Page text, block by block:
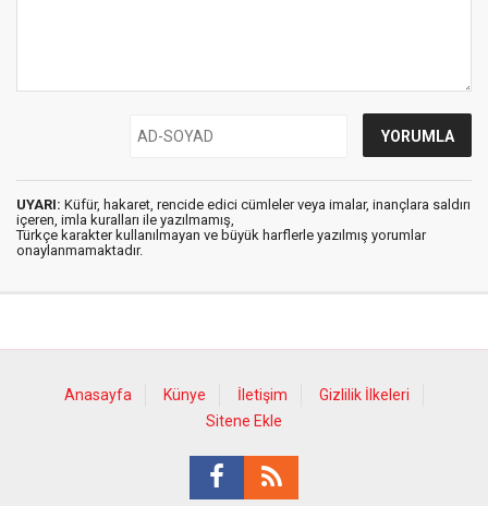
UYARI: Küfür, hakaret, rencide edici cümleler veya imalar, inançlara saldırı
içeren, imla kuralları ile yazılmamış,
Türkçe karakter kullanılmayan ve büyük harflerle yazılmış yorumlar
onaylanmamaktadır.
Anasayfa Künye İletişim
Gizlilik İlkeleri
Sitene Ekle